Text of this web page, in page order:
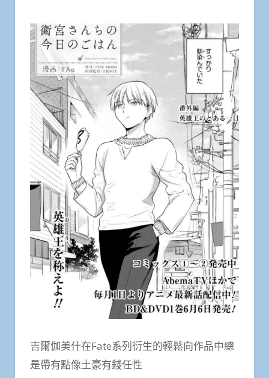
吉爾伽美什在Fate系列衍生的輕鬆向作品中總
是帶有點像土豪有錢任性